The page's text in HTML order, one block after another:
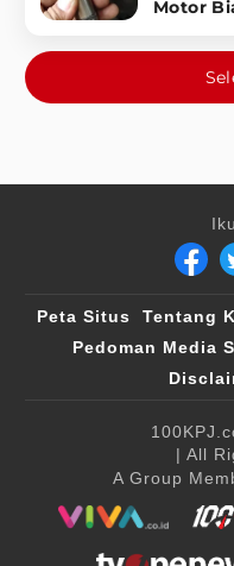
Motor
Peta Situs Tentang
Pedoman Media
| All
A Group